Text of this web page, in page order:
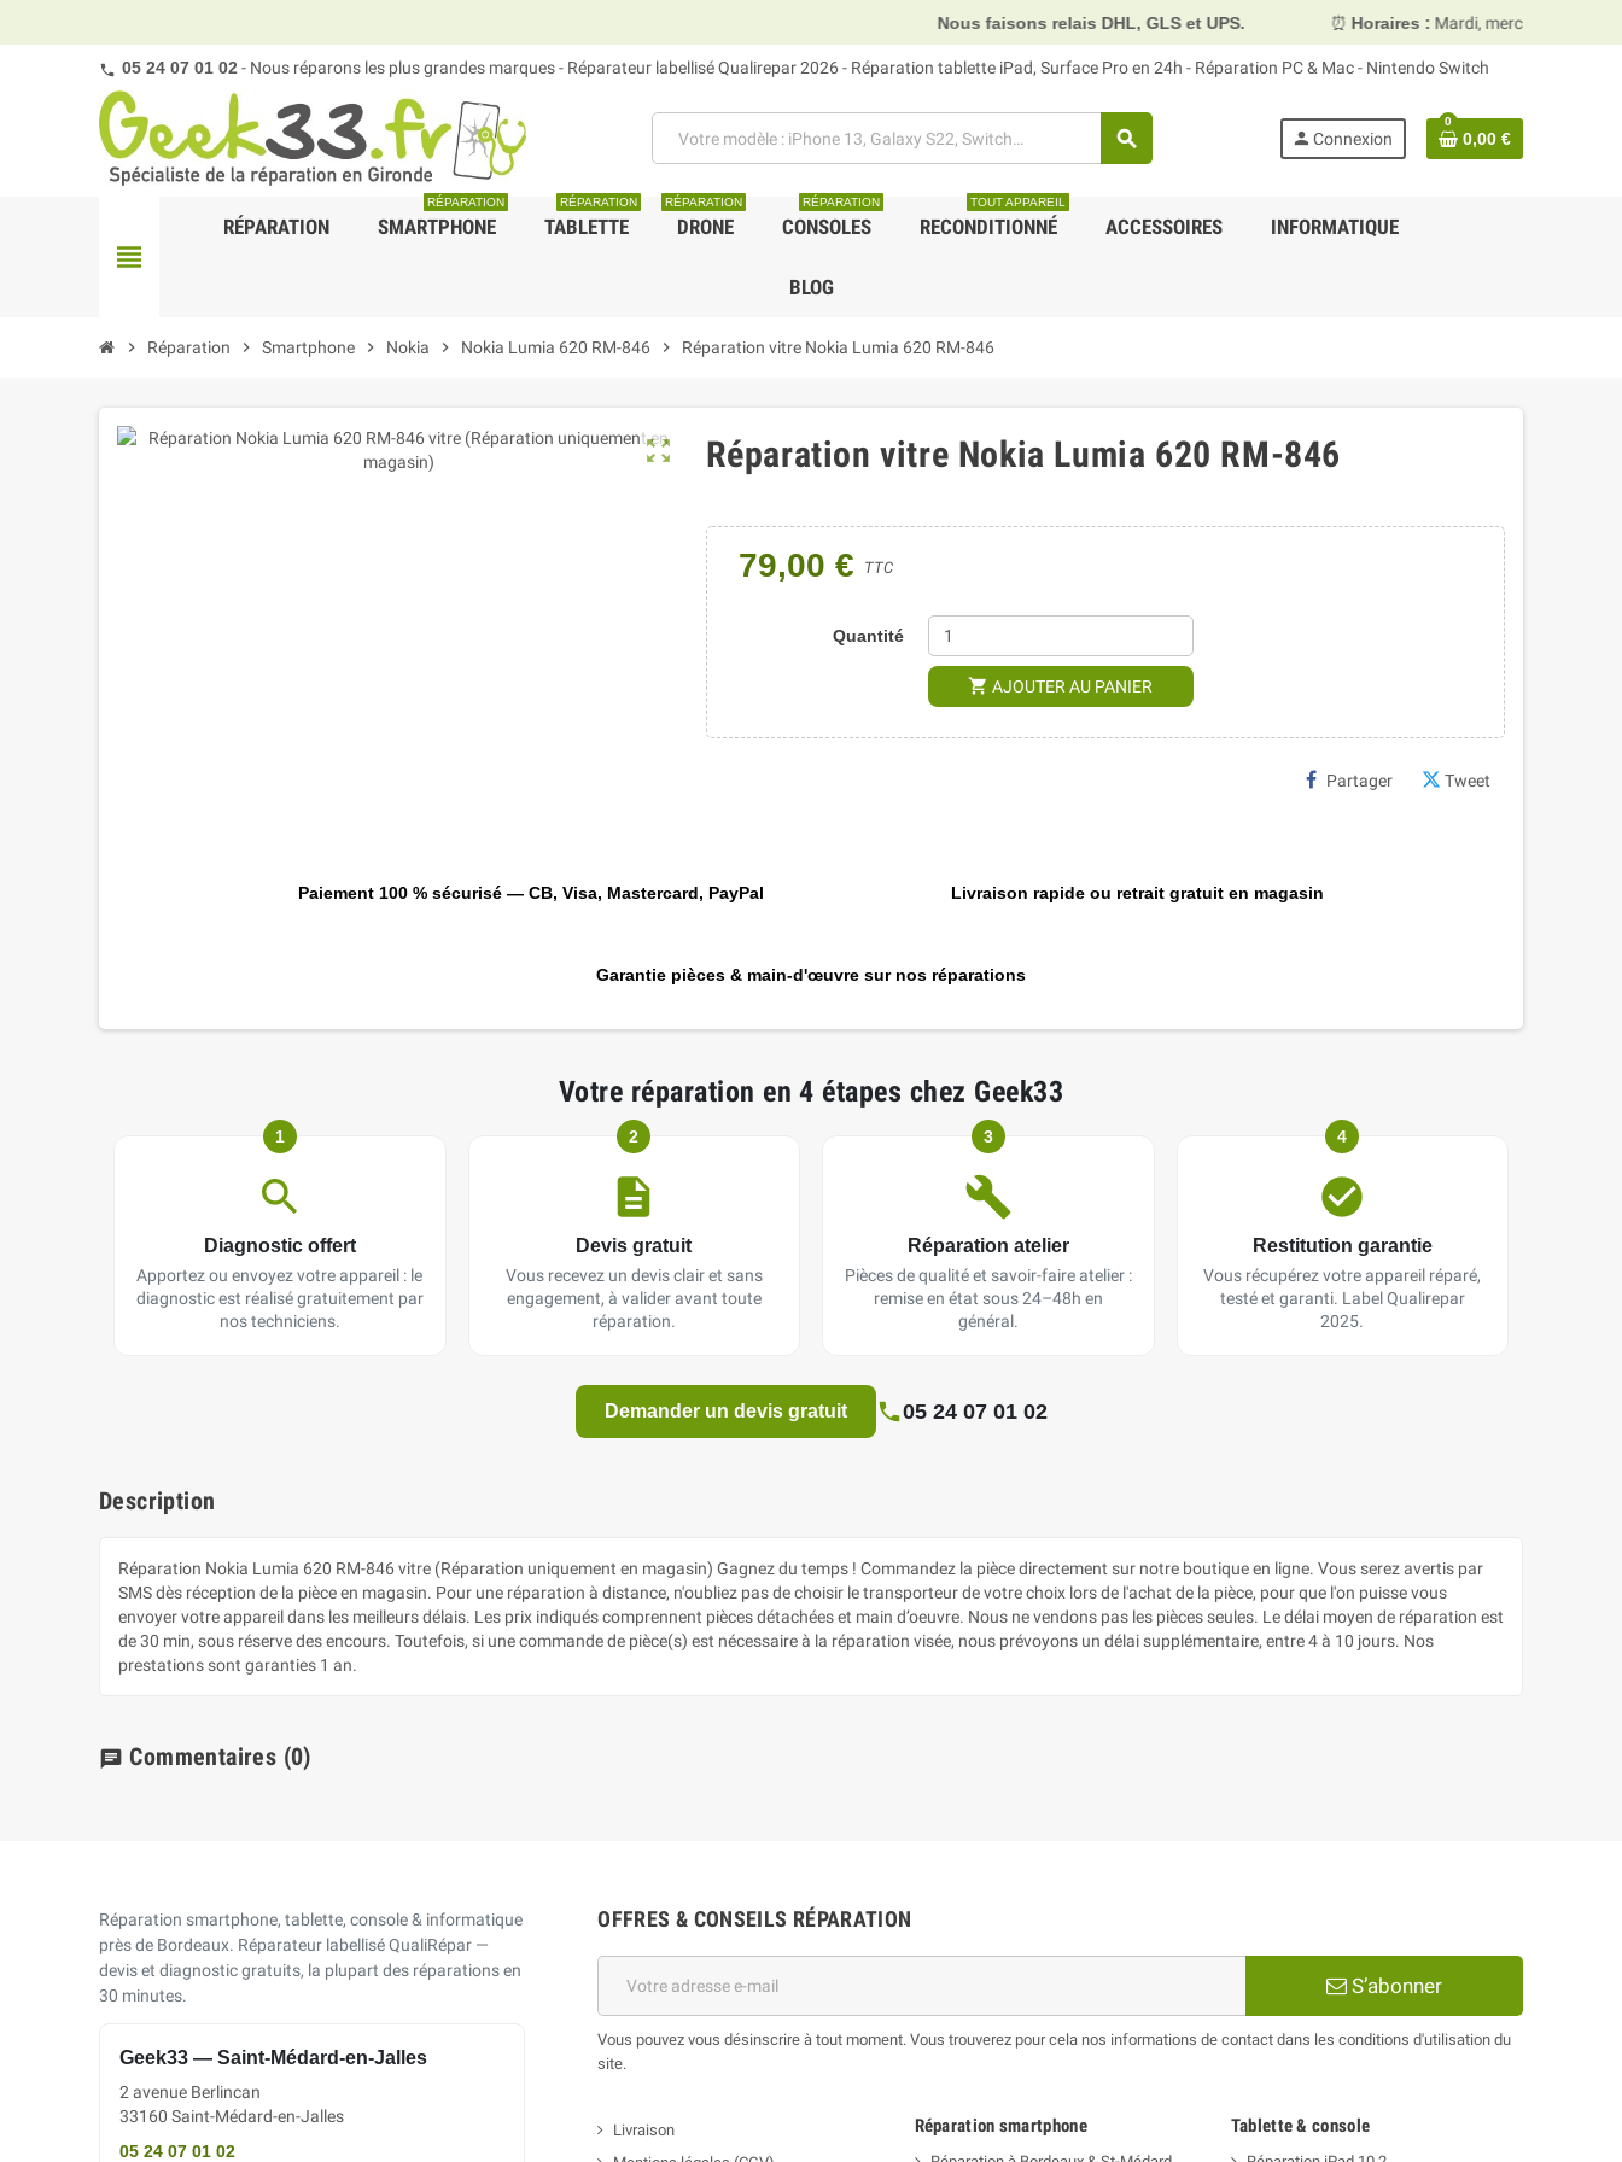
Nous faisons relais DHL, GLS et UPS. Horaires :Mardi, mercredi et vendredi
05 24 07 01 02- Nous réparons les plus grandes marques - Réparateur labellisé Qualirepar 2026 - Réparation tablette iPad, Surface Pro en 24h - Réparation PC & Mac - Nintendo Switch
search person Connexion
0
0,00 €
view_headline
RÉPARATION SMARTPHONE
RÉPARATION
TABLETTE
RÉPARATION
DRONE
RÉPARATION
CONSOLES
RÉPARATION
RECONDITIONNÉ
TOUT APPAREIL
ACCESSOIRES INFORMATIQUE
BLOG
chevron_right Réparation chevron_right Smartphone chevron_right Nokia chevron_right Nokia Lumia 620 RM-846 chevron_right Réparation vitre Nokia Lumia 620 RM-846
zoom_out_map Réparation vitre Nokia Lumia 620 RM-846
79,00 € TTC
Quantité
shopping_cart AJOUTER AU PANIER
Partager Tweet
Paiement 100 % sécurisé — CB, Visa, Mastercard, PayPal Livraison rapide ou retrait gratuit en magasin
Garantie pièces & main-d'œuvre sur nos réparations
Votre réparation en 4 étapes chez Geek33
1
Diagnostic offert
Apportez ou envoyez votre appareil : le
diagnostic est réalisé gratuitement par
nos techniciens.
2
Devis gratuit
Vous recevez un devis clair et sans
engagement, à valider avant toute
réparation.
3
Réparation atelier
Pièces de qualité et savoir-faire atelier :
remise en état sous 24–48h en
général.
4
Restitution garantie
Vous récupérez votre appareil réparé,
testé et garanti. Label Qualirepar
2025.
Demander un devis gratuit 05 24 07 01 02
Description
Réparation Nokia Lumia 620 RM-846 vitre (Réparation uniquement en magasin) Gagnez du temps ! Commandez la pièce directement sur notre boutique en ligne. Vous serez avertis par
SMS dès réception de la pièce en magasin. Pour une réparation à distance, n'oubliez pas de choisir le transporteur de votre choix lors de l'achat de la pièce, pour que l'on puisse vous
envoyer votre appareil dans les meilleurs délais. Les prix indiqués comprennent pièces détachées et main d’oeuvre. Nous ne vendons pas les pièces seules. Le délai moyen de réparation est
de 30 min, sous réserve des encours. Toutefois, si une commande de pièce(s) est nécessaire à la réparation visée, nous prévoyons un délai supplémentaire, entre 4 à 10 jours. Nos
prestations sont garanties 1 an.
chat Commentaires (0)
Réparation smartphone, tablette, console & informatique
près de Bordeaux. Réparateur labellisé QualiRépar —
devis et diagnostic gratuits, la plupart des réparations en
30 minutes.
Geek33 — Saint-Médard-en-Jalles
2 avenue Berlincan
33160 Saint-Médard-en-Jalles
05 24 07 01 02
OFFRES & CONSEILS RÉPARATION
S’abonner
Vous pouvez vous désinscrire à tout moment. Vous trouverez pour cela nos informations de contact dans les conditions d'utilisation du
site.
Livraison
Réparation smartphone Tablette & console